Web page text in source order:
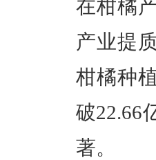
在柑橘
产业提
柑橘种
破22.66
著。